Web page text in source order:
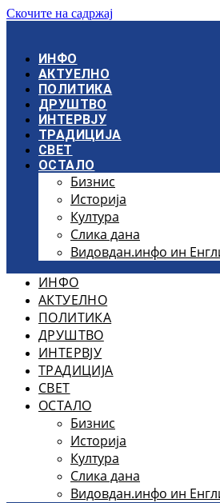
Скочите на садржај
ИНФО
АКТУЕЛНО
ПОЛИТИКА
ДРУШТВО
ИНТЕРВЈУ
ТРАДИЦИЈА
СВЕТ
ОСТАЛО
Бизнис
Историја
Култура
Слика дана
Видовдан.инфо ин
ИНФО
АКТУЕЛНО
ПОЛИТИКА
ДРУШТВО
ИНТЕРВЈУ
ТРАДИЦИЈА
СВЕТ
ОСТАЛО
Бизнис
Историја
Култура
Слика дана
Видовдан.инфо ин